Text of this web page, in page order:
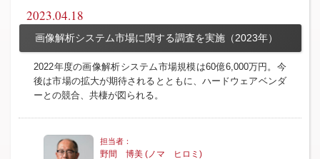
2023.04.18
画像解析システム市場に関する調査を実施（2023年）
2022年度の画像解析システム市場規模は60億6,000万円。今
後は市場の拡大が期待されるとともに、ハードウェアベンダ
ーとの競合、共棲が図られる。
野間 博美 (ノマ ヒロミ)